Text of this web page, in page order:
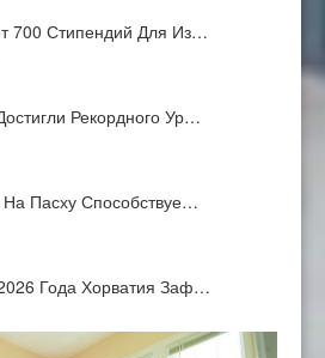
700 Стипендий Для Из…
Рекордного Ур…
На Пасху Способствуе…
Года Хорватия Заф…